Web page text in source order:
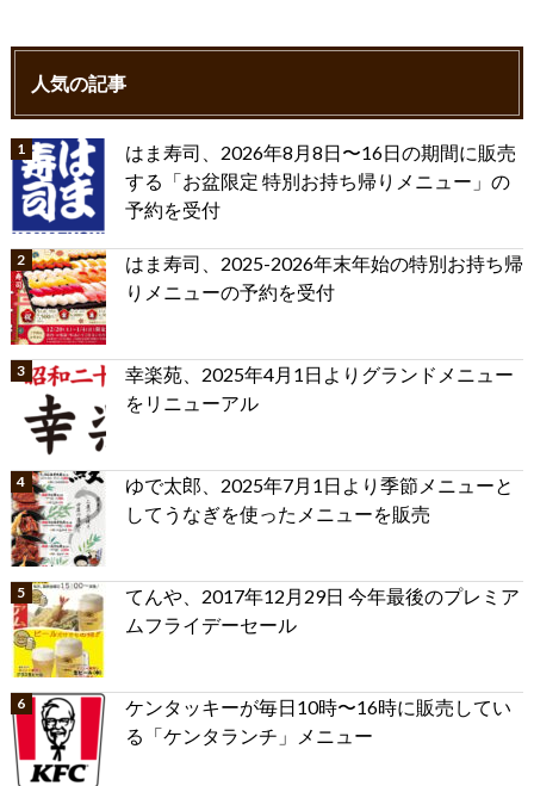
人気の記事
はま寿司、2026年8月8日〜16日の期間に販売
する「お盆限定 特別お持ち帰りメニュー」の
予約を受付
はま寿司、2025-2026年末年始の特別お持ち帰
りメニューの予約を受付
幸楽苑、2025年4月1日よりグランドメニュー
をリニューアル
ゆで太郎、2025年7月1日より季節メニューと
してうなぎを使ったメニューを販売
てんや、2017年12月29日 今年最後のプレミア
ムフライデーセール
ケンタッキーが毎日10時〜16時に販売してい
る「ケンタランチ」メニュー